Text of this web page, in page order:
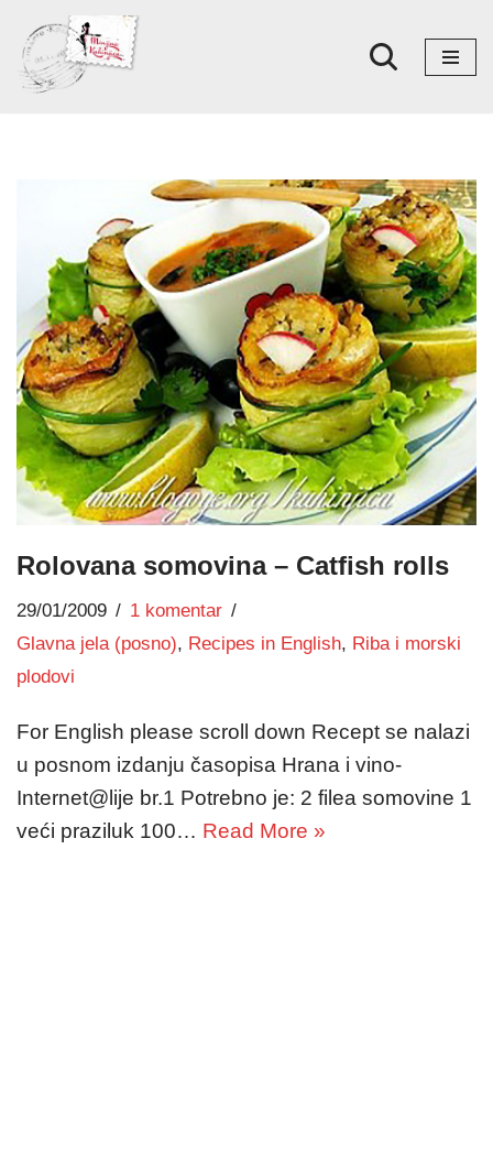
Skoči
na
Rolovana somovina – Catfish rolls
29/01/2009
1 komentar
Glavna jela (posno), Recipes in English, Riba i morski
plodovi
For English please scroll down Recept se nalazi
u posnom izdanju časopisa Hrana i vino-
Internet@lije br.1 Potrebno je: 2 filea somovine 1
veći praziluk 100… Read More »